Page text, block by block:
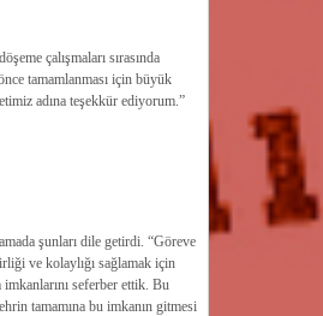
çalışmaları sırasında
tamamlanması için büyük
adına teşekkür ediyorum.”
şunları dile getirdi. “Göreve
ve kolaylığı sağlamak için
seferber ettik. Bu
tamamına bu imkanın gitmesi